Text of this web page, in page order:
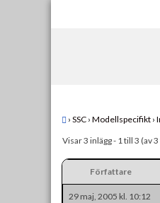
› SSC › Modellspecifikt ›
Visar 3 inlägg - 1 till 3 (av
Författare
29 maj, 2005 kl. 10:12